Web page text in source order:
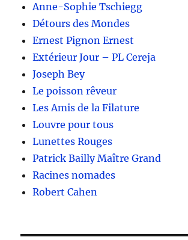
Anne-Sophie Tschiegg
Détours des Mondes
Ernest Pignon Ernest
Extérieur Jour – PL Cereja
Joseph Bey
Le poisson rêveur
Les Amis de la Filature
Louvre pour tous
Lunettes Rouges
Patrick Bailly Maître Grand
Racines nomades
Robert Cahen